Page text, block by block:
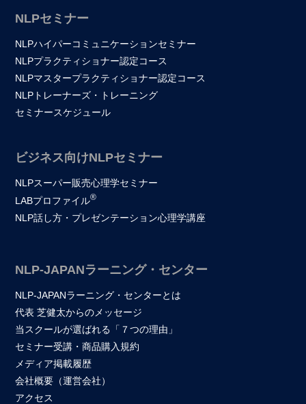
NLPセミナー
NLPハイパーコミュニケーションセミナー
NLPプラクティショナー認定コース
NLPマスタープラクティショナー認定コース
NLPトレーナーズ・トレーニング
セミナースケジュール
ビジネス向けNLPセミナー
NLPスーパー販売心理学セミナー
LABプロファイル®
NLP話し方・プレゼンテーション心理学講座
NLP-JAPANラーニング・センター
NLP-JAPANラーニング・センターとは
代表 芝健太からのメッセージ
当スクールが選ばれる「７つの理由」
セミナー受講・商品購入規約
メディア掲載履歴
会社概要（運営会社）
アクセス